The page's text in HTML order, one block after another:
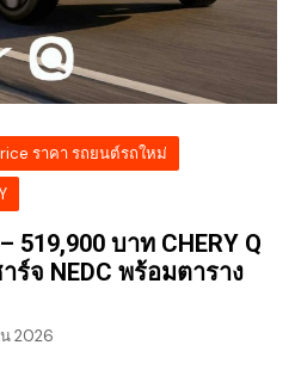
ราคา รถยนต์รถใหม่
519,900 บาท CHERY Q
ร์จ NEDC พร้อมตาราง
2026